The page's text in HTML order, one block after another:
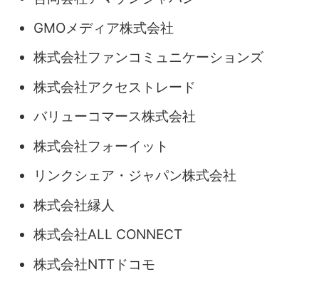
GMOメディア株式会社
株式会社ファンコミュニケーションズ
株式会社アクセストレード
バリューコマース株式会社
株式会社フォーイット
リンクシェア・ジャパン株式会社
株式会社縁人
株式会社ALL CONNECT
株式会社NTTドコモ